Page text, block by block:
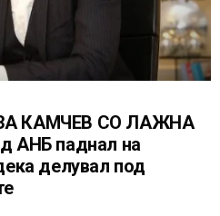
КАМЧЕВ СО ЛАЖНА
АНБ паднал на
делувал под